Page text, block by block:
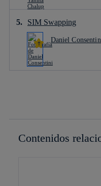
SIM Swapping
Daniel
Contenidos